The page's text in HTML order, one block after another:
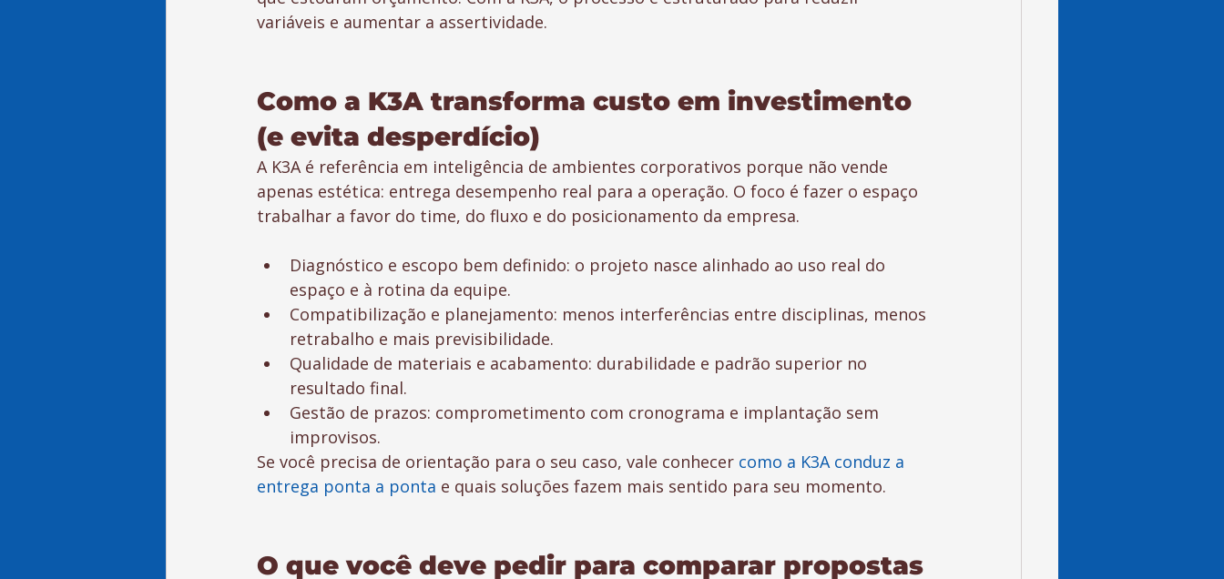
variáveis e aumentar a assertividade.
Como a K3A transforma custo em investimento
(e evita desperdício)
A K3A é referência em inteligência de ambientes corporativos porque não vende
apenas estética: entrega desempenho real para a operação. O foco é fazer o espaço
trabalhar a favor do time, do fluxo e do posicionamento da empresa.
Diagnóstico e escopo bem definido: o projeto nasce alinhado ao uso real do
espaço e à rotina da equipe.
Compatibilização e planejamento: menos interferências entre disciplinas, menos
retrabalho e mais previsibilidade.
Qualidade de materiais e acabamento: durabilidade e padrão superior no
resultado final.
Gestão de prazos: comprometimento com cronograma e implantação sem
improvisos.
Se você precisa de orientação para o seu caso, vale conhecer como a K3A conduz a
entrega ponta a ponta e quais soluções fazem mais sentido para seu momento.
O que você deve pedir para comparar propostas